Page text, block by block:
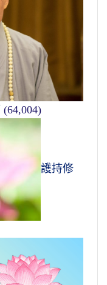
(64,004)
護持修